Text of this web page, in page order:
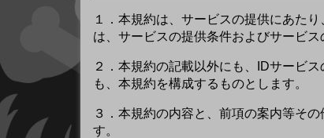
１． 本規約は、サービスの提供にあた
は、サービスの提供条件およびサービ
２． 本規約の記載以外にも、IDサービ
も、本規約を構成するものとします。
３． 本規約の内容と、前項の案内等そ
す。